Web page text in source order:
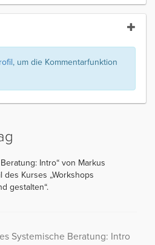
, um die Kommentarfunktion
Intro“ von Markus
Kurses „Workshops
gestalten“.
Systemische Beratung: Intro